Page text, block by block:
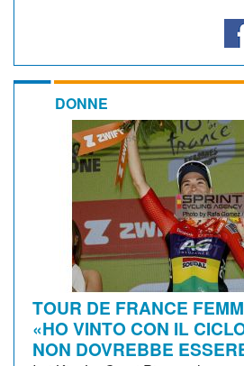
DONNE
TOUR DE FRANCE
«HO VINTO CON IL
NON DOVREBBE